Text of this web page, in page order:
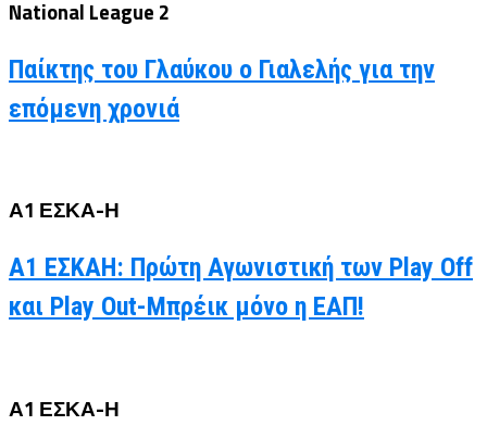
National League 2
Παίκτης του Γλαύκου ο Γιαλελής για την
επόμενη χρονιά
Α1 ΕΣΚΑ-Η
Α1 ΕΣΚΑΗ: Πρώτη Αγωνιστική των Play Off
και Play Out-Μπρέικ μόνο η ΕΑΠ!
Α1 ΕΣΚΑ-Η